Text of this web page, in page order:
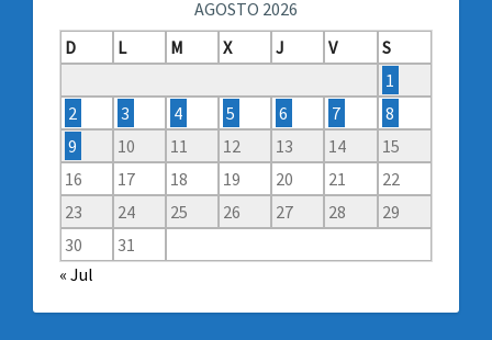
AGOSTO 2026
D
L M X J V
S
1
2
3 4 5 6 7
8
9
10 11 12 13 14
15
16
17 18 19 20 21
22
23
24 25 26 27 28
29
30
31
« Jul